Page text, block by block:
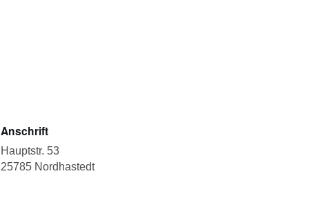
Anschrift
Hauptstr. 53
25785 Nordhastedt